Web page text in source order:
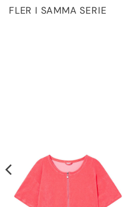
FLER I SAMMA SERIE